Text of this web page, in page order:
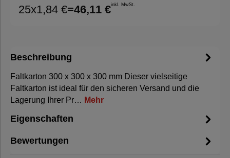
25x1,84 €=46,11 €inkl. MwSt.
Beschreibung
Faltkarton 300 x 300 x 300 mm Dieser vielseitige
Faltkarton ist ideal für den sicheren Versand und die
Lagerung Ihrer Pr… Mehr
Eigenschaften
Bewertungen